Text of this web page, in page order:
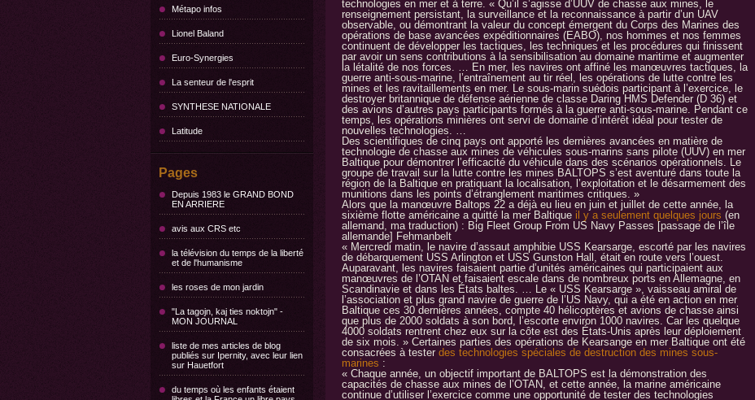
Métapo infos
Lionel Baland
Euro-Synergies
La senteur de l'esprit
SYNTHESE NATIONALE
Latitude
Pages
Depuis 1983 le GRAND BOND
EN ARRIERE
avis aux CRS etc
la télévision du temps de la liberté
et de l'humanisme
les roses de mon jardin
"La tagojn, kaj ties noktojn" -
MON JOURNAL
liste de mes articles de blog
publiés sur Ipernity, avec leur lien
sur Hauetfort
du temps où les enfants étaient
technologies en mer et à terre. « Qu’il s’agisse d’UUV de chasse aux mines, le
renseignement persistant, la surveillance et la reconnaissance à partir d’un UAV
observable, ou démontrant la valeur du concept émergent du Corps des Marines des
opérations de base avancées expéditionnaires (EABO), nos hommes et nos femmes
continuent de développer les tactiques, les techniques et les procédures qui finissent
par avoir un sens contributions à la sensibilisation au domaine maritime et augmenter
la létalité de nos forces. … En mer, les navires ont affiné les manœuvres tactiques, la
guerre anti-sous-marine, l’entraînement au tir réel, les opérations de lutte contre les
mines et les ravitaillements en mer. Le sous-marin suédois participant à l’exercice, le
destroyer britannique de défense aérienne de classe Daring HMS Defender (D 36) et
des avions d’autres pays participants formés à la guerre anti-sous-marine. Pendant ce
temps, les opérations minières ont servi de domaine d’intérêt idéal pour tester de
nouvelles technologies. …
Des scientifiques de cinq pays ont apporté les dernières avancées en matière de
technologie de chasse aux mines de véhicules sous-marins sans pilote (UUV) en mer
Baltique pour démontrer l’efficacité du véhicule dans des scénarios opérationnels. Le
groupe de travail sur la lutte contre les mines BALTOPS s’est aventuré dans toute la
région de la Baltique en pratiquant la localisation, l’exploitation et le désarmement des
munitions dans les points d’étranglement maritimes critiques. »
Alors que la manœuvre Baltops 22 a déjà eu lieu en juin et juillet de cette année, la
sixième flotte américaine a quitté la mer Baltique il y a seulement quelques jours (en
allemand, ma traduction) : Big Fleet Group From US Navy Passes [passage de l’île
allemande] Fehmanbelt
« Mercredi matin, le navire d’assaut amphibie USS Kearsarge, escorté par les navires
de débarquement USS Arlington et USS Gunston Hall, était en route vers l’ouest.
Auparavant, les navires faisaient partie d’unités américaines qui participaient aux
manœuvres de l’OTAN et faisaient escale dans de nombreux ports en Allemagne, en
Scandinavie et dans les États baltes. … Le « USS Kearsarge », vaisseau amiral de
l’association et plus grand navire de guerre de l’US Navy, qui a été en action en mer
Baltique ces 30 dernières années, compte 40 hélicoptères et avions de chasse ainsi
que plus de 2000 soldats à son bord, l’escorte environ 1000 navires. Car les quelque
4000 soldats rentrent chez eux sur la côte est des États-Unis après leur déploiement
de six mois. » Certaines parties des opérations de Kearsange en mer Baltique ont été
consacrées à tester des technologies spéciales de destruction des mines sous-
marines :
« Chaque année, un objectif important de BALTOPS est la démonstration des
capacités de chasse aux mines de l’OTAN, et cette année, la marine américaine
continue d’utiliser l’exercice comme une opportunité de tester des technologies